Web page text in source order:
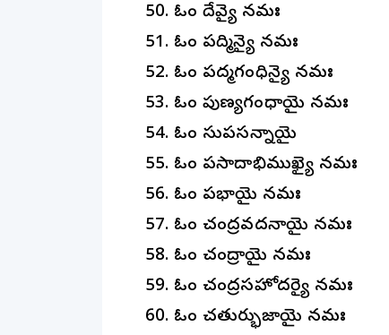
ఓం దేవ్యై నమః
ఓం పద్మిన్యై నమః
ఓం పద్మగంధిన్యై నమః
ఓం పుణ్యగంధాయై నమః
ఓం సుప్రసన్నాయై
ఓం ప్రసాదాభిముఖ్యై నమః
ఓం ప్రభాయై నమః
ఓం చంద్రవదనాయై నమః
ఓం చంద్రాయై నమః
ఓం చంద్రసహోదర్యై నమః
ఓం చతుర్భుజాయై నమః